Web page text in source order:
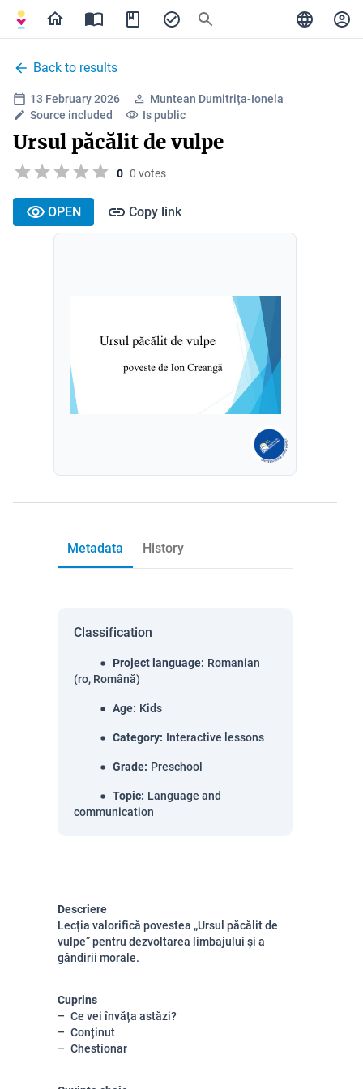
Back to results
13 February 2026
Muntean Dumitrița-Ionela
Source included
Is public
Ursul păcălit de vulpe
0 0 votes
OPEN Copy link
Metadata History
Classification
Project language: Romanian
(ro, Română)
Age: Kids
Category: Interactive lessons
Grade: Preschool
Topic: Language and
communication
Descriere
Lecția valorifică povestea „Ursul păcălit de
vulpe” pentru dezvoltarea limbajului și a
gândirii morale.
Cuprins
Ce vei învăța astăzi?
Conținut
Chestionar